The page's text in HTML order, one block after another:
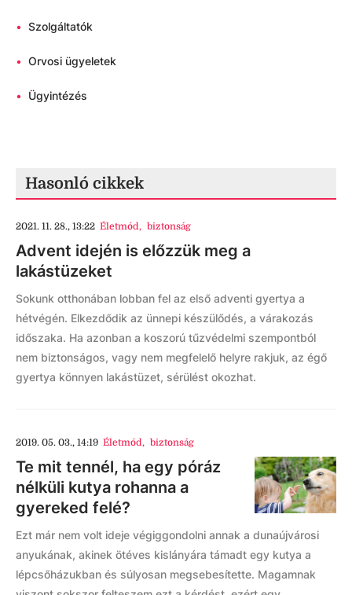
• Szolgáltatók
• Orvosi ügyeletek
• Ügyintézés
Hasonló cikkek
2021. 11. 28., 13:22 Életmód, biztonság
Advent idején is előzzük meg a
lakástüzeket
Sokunk otthonában lobban fel az első adventi gyertya a
hétvégén. Elkezdődik az ünnepi készülődés, a várakozás
időszaka. Ha azonban a koszorú tűzvédelmi szempontból
nem biztonságos, vagy nem megfelelő helyre rakjuk, az égő
gyertya könnyen lakástüzet, sérülést okozhat.
2019. 05. 03., 14:19 Életmód, biztonság
Te mit tennél, ha egy póráz
nélküli kutya rohanna a
gyereked felé?
Ezt már nem volt ideje végiggondolni annak a dunaújvárosi
anyukának, akinek ötéves kislányára támadt egy kutya a
lépcsőházukban és súlyosan megsebesítette. Magamnak